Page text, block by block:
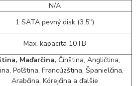
N/A
1 SATA pevný disk (3.5")
Max. kapacita 10TB
Maďarčina, Čínština, Angličtina,
Poľština, Francúzština, Španielčina,
Arabčina, Kórejčina a ďalšie